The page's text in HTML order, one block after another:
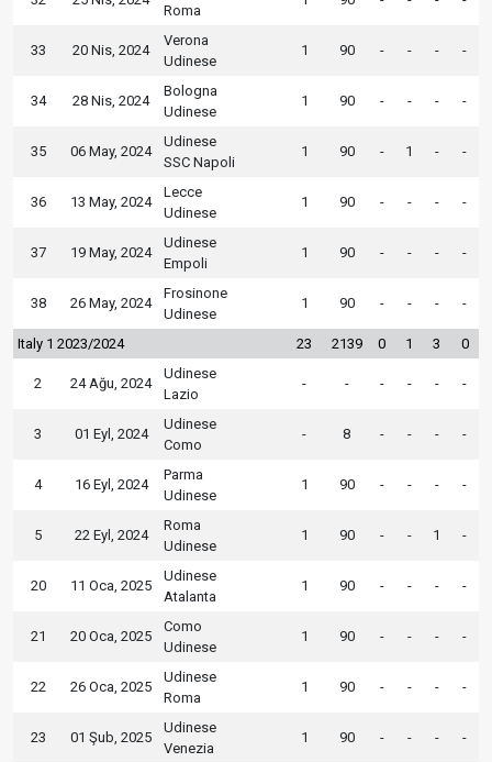
Roma
33 20 Nis, 2024
Verona
Udinese
1 90 - - - -
34 28 Nis, 2024
Bologna
Udinese
1 90 - - - -
35 06 May, 2024
Udinese
SSC Napoli
1 90 - 1 - -
36 13 May, 2024
Lecce
Udinese
1 90 - - - -
37 19 May, 2024
Udinese
Empoli
1 90 - - - -
38 26 May, 2024
Frosinone
Udinese
1 90 - - - -
Italy 1 2023/2024 23 2139 0 1 3 0
2 24 Ağu, 2024
Udinese
Lazio
- - - - - -
3 01 Eyl, 2024
Udinese
Como
- 8 - - - -
4 16 Eyl, 2024
Parma
Udinese
1 90 - - - -
5 22 Eyl, 2024
Roma
Udinese
1 90 - - 1 -
20 11 Oca, 2025
Udinese
Atalanta
1 90 - - - -
21 20 Oca, 2025
Como
Udinese
1 90 - - - -
22 26 Oca, 2025
Udinese
Roma
1 90 - - - -
23 01 Şub, 2025
Udinese
Venezia
1 90 - - - -